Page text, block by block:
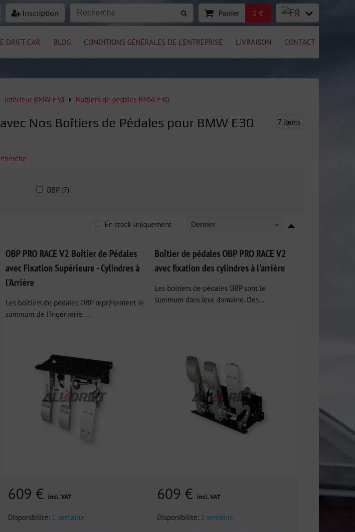
Inscription Panier 0 €
DRIFT CAR BLOG CONDITIONS GÉNÉRALES DE L'ENTREPRISE LIVRAISON CONTACT
Intérieur BMW E30 Boîtiers de pédales BMW E30
Nos Boîtiers de Pédales pour BMW E30 7 items
OBP (7)
Dernier
En stock uniquement
OBP PRO RACE V2 Boîtier de Pédales
avec Fixation Supérieure - Cylindres à
l'Arrière
Les boîtiers de pédales OBP représentent le
summum de l'ingénierie....
609 € incl. VAT
Disponibilité: 1 semaine
Boîtier de pédales OBP PRO RACE V2
avec fixation des cylindres à l'arrière
Les boîtiers de pédales OBP sont le
summum dans leur domaine. Des...
609 € incl. VAT
Disponibilité: 1 semaine